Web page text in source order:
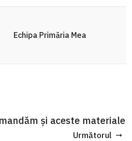
Echipa Primăria Mea
și aceste materiale
Următorul